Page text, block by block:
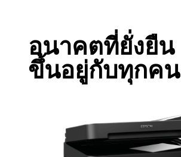
อนาคตที่ยั่งยืน
ขึ้นอยู่กับทุกคน